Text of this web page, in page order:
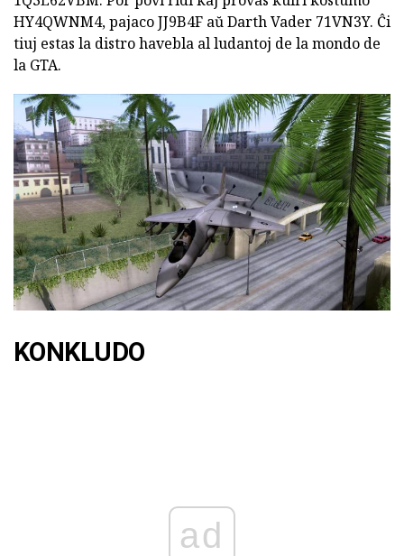
HY4QWNM4, pajaco JJ9B4F aŭ Darth Vader 71VN3Y. Ĉi
tiuj estas la distro havebla al ludantoj de la mondo de
la GTA.
KONKLUDO
ad